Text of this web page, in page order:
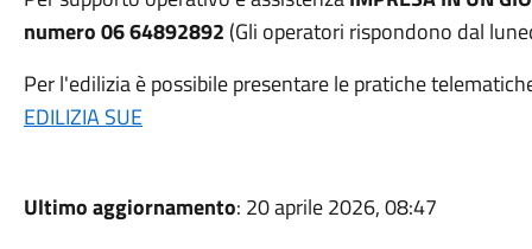
numero06 64892892 (Gli operatori rispondono dal
Per l'edilizia è possibile presentare le pratiche
EDILIZIA SUE
Ultimo aggiornamento: 20 aprile 2026, 08:47